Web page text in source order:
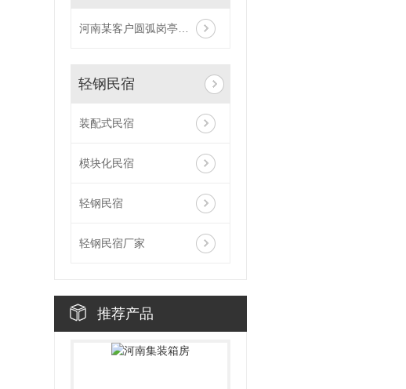
河南某客户圆弧岗亭合作案例
轻钢民宿
装配式民宿
模块化民宿
轻钢民宿
轻钢民宿厂家
推荐产品